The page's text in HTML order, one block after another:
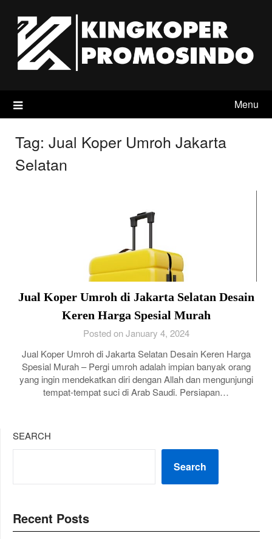
content
Menu
Tag: Jual Koper Umroh Jakarta
Selatan
Jual Koper Umroh di Jakarta Selatan Desain
Keren Harga Spesial Murah
Posted on January 4, 2024
Jual Koper Umroh di Jakarta Selatan Desain Keren Harga
Spesial Murah – Pergi umroh adalah impian banyak orang
yang ingin mendekatkan diri dengan Allah dan mengunjungi
tempat-tempat suci di Arab Saudi. Persiapan…
SEARCH
Search
Recent Posts